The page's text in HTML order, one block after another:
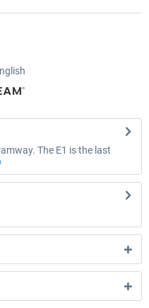
The E1 is the last